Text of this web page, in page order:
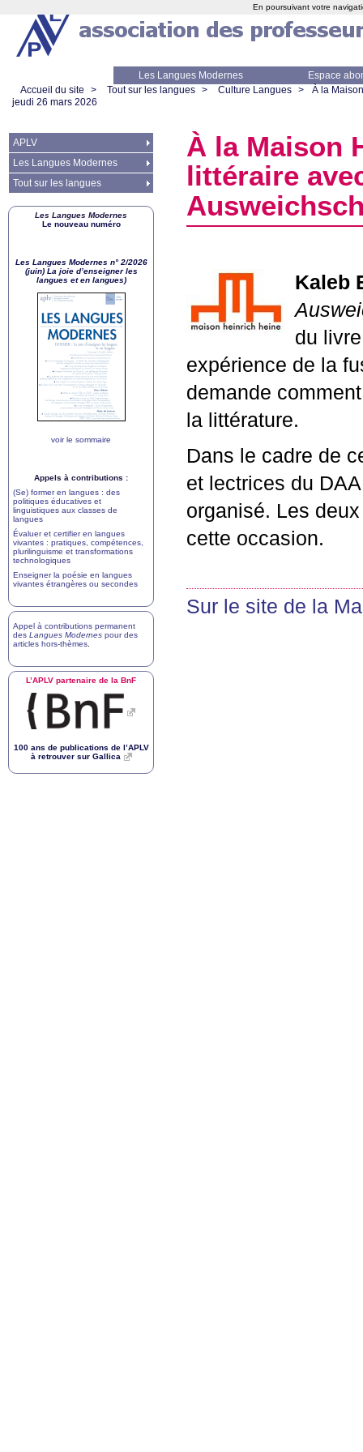
Les Langues Modernes
Espace
Accueil du site
> Tout sur les langues > Culture Langues >
À la
jeudi 26 mars 2026
À la Maison
littéraire
Kaleb
du
expérience de la
demande
la littérature.
Dans le cadre de
et lectrices du
organisé. Les
cette occasion.
Sur le site de la
APLV
Les Langues Modernes
Tout sur les langues
Les Langues Modernes
Le nouveau numéro
Les Langues Modernes n° 2/2026
(juin) La joie d’enseigner les
langues et en langues)
voir le sommaire
Appels à contributions :
(Se) former en langues : des
politiques éducatives et
linguistiques aux classes de
langues
Évaluer et certifier en langues
vivantes : pratiques, compétences,
plurilinguisme et transformations
technologiques
Enseigner la poésie en langues
vivantes étrangères ou secondes
Appel à contributions permanent
des Langues Modernes pour des
articles hors-thèmes
L’APLV partenaire de la BnF
100 ans de publications de l’APLV
à retrouver sur Gallica
En poursuivant votre